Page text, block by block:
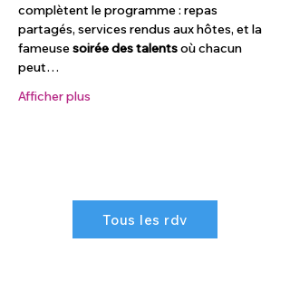
complètent le programme : repas
partagés, services rendus aux hôtes, et la
fameuse soirée des talents où chacun
peut…
Afficher plus
Tous les rdv